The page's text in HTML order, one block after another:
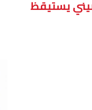
يستيقظ